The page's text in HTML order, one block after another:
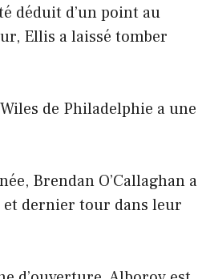
déduit d’un point au
Ellis a laissé tomber
de Philadelphie a une
Brendan O’Callaghan a
et dernier tour dans leur